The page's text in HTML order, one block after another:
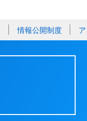
情報公開制度